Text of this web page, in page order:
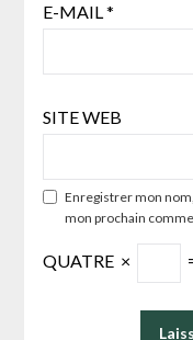
E-MAIL*
SITE WEB
Enregistrer mon
mon prochain
QUATRE ×